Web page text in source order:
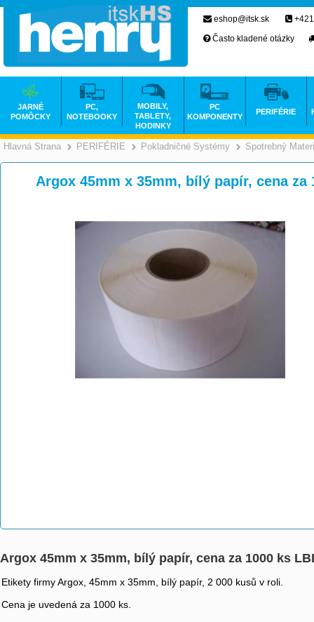
Hlavná Strana >
PERIFÉRIE >
Pokladničné Systémy Spotrebný
Argox 45mm x 35mm, bílý papír, cena za
Argox 45mm x 35mm, bílý papír, cena za 1000 ks
Etikety firmy Argox, 45mm x 35mm, bílý papír, 2 000 kusů v roli.
Cena je uvedená za 1000 ks.
eshop@itsk.sk
Často kladené otázky
JARNÉ
POMÔCKY
PC,
NOTEBOOKY
MOBILY,
TABLETY,
HODINKY
PC
KOMPONENTY
PERIFÉRIE